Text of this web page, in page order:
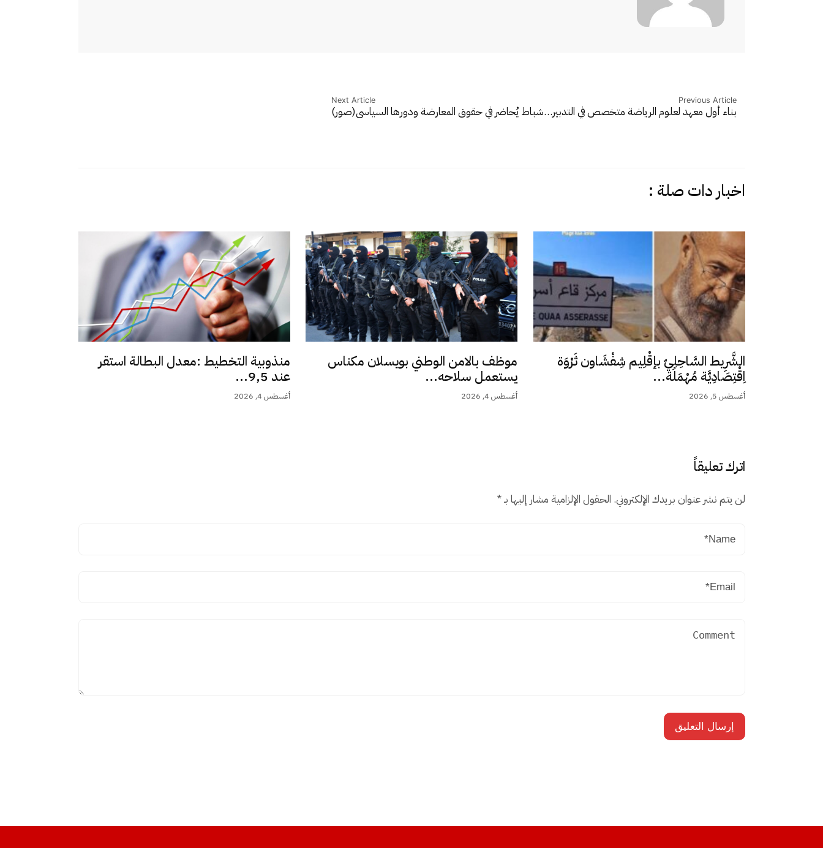
Previous Article
بناء أول معهد لعلوم الرياضة متخصص في التدبير…
Next Article
شباط يُحاضر في حقوق المعارضة ودورها السياسي(صور)
اخبار دات صلة :
الشَّرِيط السَّاحِلِيّ بإقْلِيم شِفْشَاون ثَرْوَة
اِقْتِصَادِيَّة مُهْمَلَة...
أغسطس 5, 2026
موظف بالامن الوطني بويسلان مكناس
يستعمل سلاحه...
أغسطس 4, 2026
منذوبية التخطيط :معدل البطالة استقر
عند 9,5...
أغسطس 4, 2026
اترك تعليقاً
لن يتم نشر عنوان بريدك الإلكتروني. الحقول الإلزامية مشار إليها بـ*